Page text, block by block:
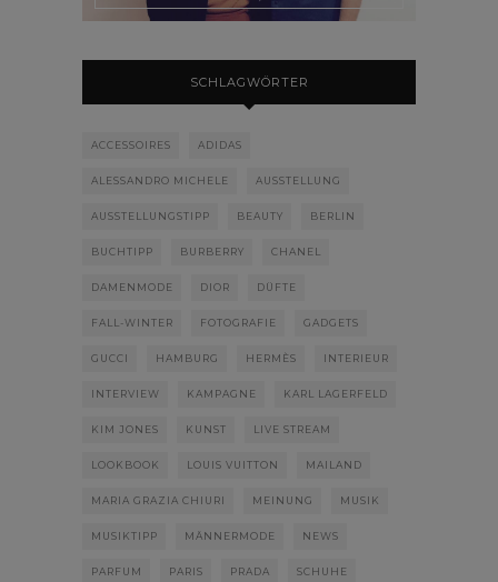
SCHLAGWÖRTER
ACCESSOIRES ADIDAS
ALESSANDRO MICHELE AUSSTELLUNG
AUSSTELLUNGSTIPP BEAUTY BERLIN
BUCHTIPP BURBERRY CHANEL
DAMENMODE DIOR DÜFTE
FALL-WINTER FOTOGRAFIE GADGETS
GUCCI HAMBURG HERMÈS INTERIEUR
INTERVIEW KAMPAGNE KARL LAGERFELD
KIM JONES KUNST LIVE STREAM
LOOKBOOK LOUIS VUITTON MAILAND
MARIA GRAZIA CHIURI MEINUNG MUSIK
MUSIKTIPP MÄNNERMODE NEWS
PARFUM PARIS PRADA SCHUHE